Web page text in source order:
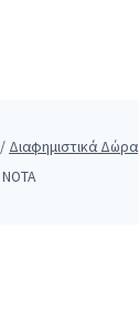
/ Διαφημιστικά Δώρα
NOTA